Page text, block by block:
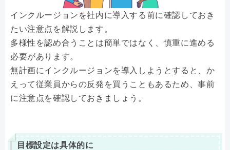
インクルージョンを社内に導入する前に確認しておき
たい注意点を解説します。
多様性を認め合うことは簡単ではなく、慎重に進める
必要があります。
無計画にインクルージョンを導入しようとすると、か
えって従業員からの反発を買うこともあるため、事前
に注意点を確認しておきましょう。
目標設定は具体的に